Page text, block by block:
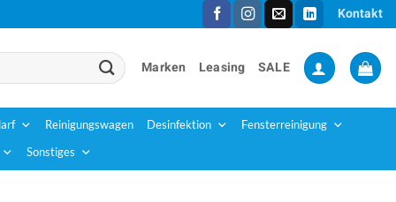
Kontakt
Marken Leasing SALE
Reinigungswagen Desinfektion Fensterreinigung
Sonstiges